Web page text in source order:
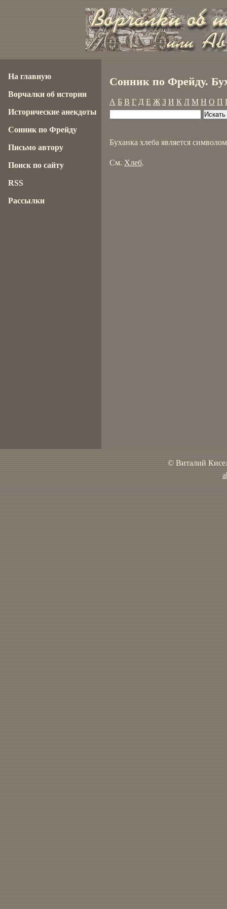
Сонник по Фрейду.
А Б В Г Д Е Ж З И К Л М Н О П
Буханка хлеба является
См. Хлеб.
На главную
Ворчалки об истории
Исторические анекдоты
Сонник по Фрейду
Письмо автору
Поиск по сайту
RSS
Рассылки
© Виталий